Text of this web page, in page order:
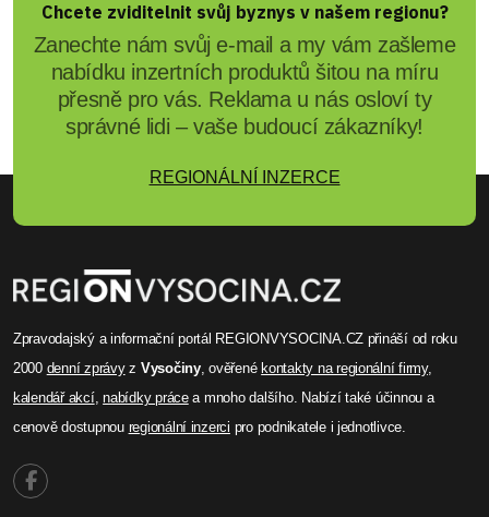
Chcete zviditelnit svůj byznys v našem regionu?
Zanechte nám svůj e-mail a my vám zašleme
nabídku inzertních produktů šitou na míru
přesně pro vás. Reklama u nás osloví ty
správné lidi – vaše budoucí zákazníky!
REGIONÁLNÍ INZERCE
Zpravodajský a informační portál REGIONVYSOCINA.CZ přináší od roku
2000 denní zprávyz Vysočiny, ověřenékontakty na regionální firmy,
kalendář akcí,nabídky prácea mnoho dalšího. Nabízí také účinnou a
cenově dostupnou regionální inzerci pro podnikatele i jednotlivce.